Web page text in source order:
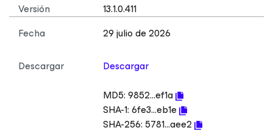
Versión
13.1.0.411
Fecha
29 julio de 2026
Descargar
Descargar
MD5:9852...ef1a
SHA-1:6fe3...eb1e
SHA-256:5781...aee2